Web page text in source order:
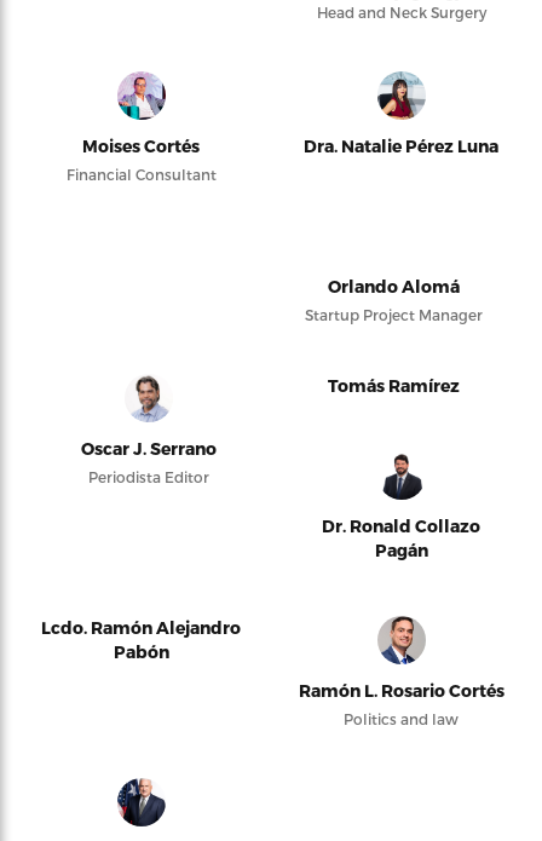
Head and Neck Surgery
Moises Cortés
Financial Consultant
Dra. Natalie Pérez Luna
Orlando Alomá
Startup Project Manager
Oscar J. Serrano
Periodista Editor
Tomás Ramírez
Dr. Ronald Collazo
Pagán
Lcdo. Ramón Alejandro
Pabón
Ramón L. Rosario Cortés
Politics and law